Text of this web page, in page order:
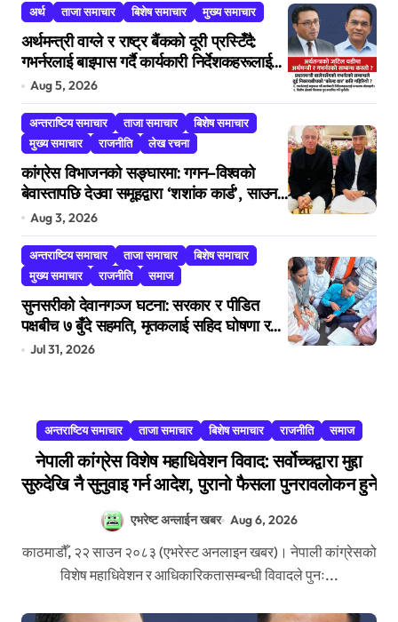
अर्थ ताजा समाचार बिशेष समाचार मुख्य समाचार
अर्थमन्त्री वाग्ले र राष्ट्र बैंकको दूरी प्रस्टिँदै:
गभर्नरलाई बाइपास गर्दै कार्यकारी निर्देशकहरूलाई
मन्त्रालय बोलाइयो
Aug 5, 2026
अन्तराष्टिय समाचार ताजा समाचार
बिशेष समाचार
मुख्य समाचार
राजनीति लेख रचना
कांग्रेस विभाजनको सङ्घारमा: गगन–विश्वको
बेवास्तापछि देउवा समूहद्वारा ‘शशांक कार्ड’, साउन
२९ मा नयाँ राजनीतिक यात्राको घोषणा तयारी!
Aug 3, 2026
अन्तराष्टिय समाचार ताजा समाचार
बिशेष समाचार
मुख्य समाचार
राजनीति समाज
सुनसरीको देवानगञ्ज घटना: सरकार र पीडित
पक्षबीच ७ बुँदे सहमति, मृतकलाई सहिद घोषणा र
परिवारलाई राहत दिइने
Jul 31, 2026
अन्तराष्टिय समाचार ताजा समाचार बिशेष समाचार राजनीति समाज
नेपाली कांग्रेस विशेष महाधिवेशन विवाद: सर्वोच्चद्वारा मुद्दा
सुरुदेखि नै सुनुवाइ गर्न आदेश, पुरानो फैसला पुनरावलोकन हुने
एभरेष्ट अन्लाईन खबर Aug 6, 2026
काठमाडौँ, २२ साउन २०८३ (एभरेस्ट अनलाइन खबर)। नेपाली कांग्रेसको
विशेष महाधिवेशन र आधिकारिकतासम्बन्धी विवादले पुनः...